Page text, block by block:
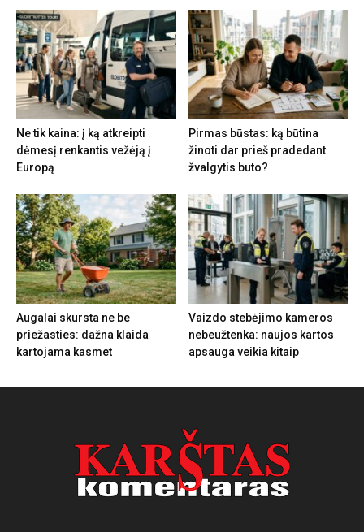
Ne tik kaina: į ką atkreipti
dėmesį renkantis vežėją į
Europą
Pirmas būstas: ką būtina
žinoti dar prieš pradedant
žvalgytis buto?
Augalai skursta ne be
priežasties: dažna klaida
kartojama kasmet
Vaizdo stebėjimo kameros
nebeužtenka: naujos kartos
apsauga veikia kitaip